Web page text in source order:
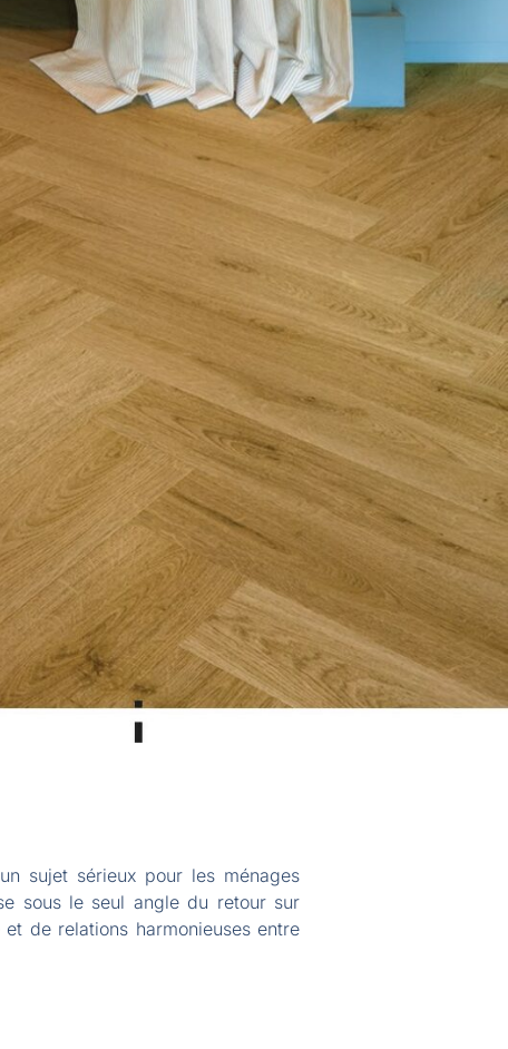
sujet sérieux pour les ménages
sous le seul angle du retour sur
de relations harmonieuses entre